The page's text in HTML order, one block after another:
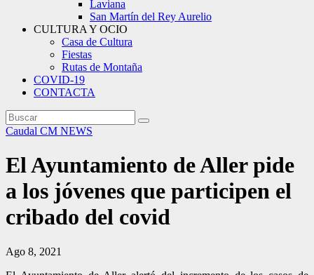
Laviana
San Martín del Rey Aurelio
CULTURA Y OCIO
Casa de Cultura
Fiestas
Rutas de Montaña
COVID-19
CONTACTA
Caudal CM NEWS
El Ayuntamiento de Aller pide
a los jóvenes que participen el
cribado del covid
Ago 8, 2021